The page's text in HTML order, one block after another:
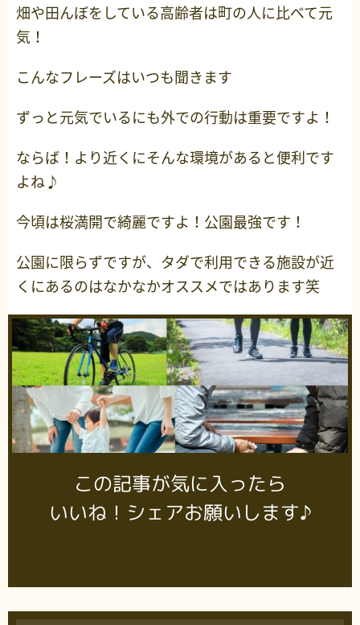
畑や田んぼをしている高齢者は町の人に比べて元
気！
こんなフレーズはいつも聞きます
ずっと元気でいるにも外での行動は重要ですよ！
ならば！より近くにそんな環境があると便利です
よね♪
今頃は桜満開で綺麗ですよ！公園最強です！
公園に限らずですが、タダで利用できる施設が近
くにあるのはなかなかオススメではあります笑
この記事が気に入ったら
いいね！シェアお願いします♪